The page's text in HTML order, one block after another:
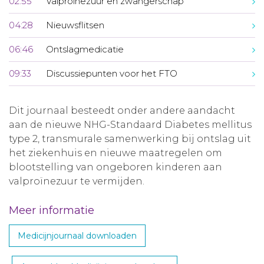
04:28 Nieuwsflitsen
06:46 Ontslagmedicatie
09:33 Discussiepunten voor het FTO
Dit journaal besteedt onder andere aandacht
aan de nieuwe NHG-Standaard Diabetes mellitus
type 2, transmurale samenwerking bij ontslag uit
het ziekenhuis en nieuwe maatregelen om
blootstelling van ongeboren kinderen aan
valproïnezuur te vermijden.
Meer informatie
Medicijnjournaal downloaden